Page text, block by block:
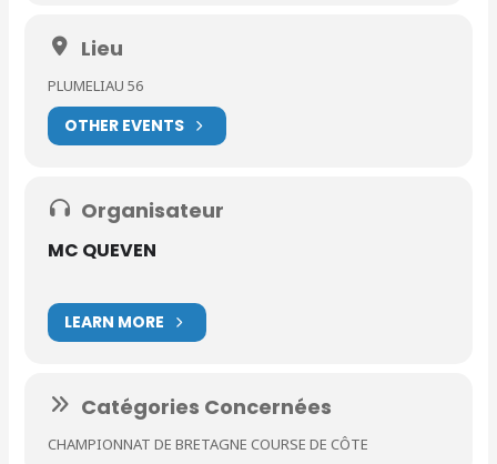
Lieu
PLUMELIAU 56
OTHER EVENTS
Organisateur
MC QUEVEN
LEARN MORE
Catégories Concernées
CHAMPIONNAT DE BRETAGNE COURSE DE CÔTE